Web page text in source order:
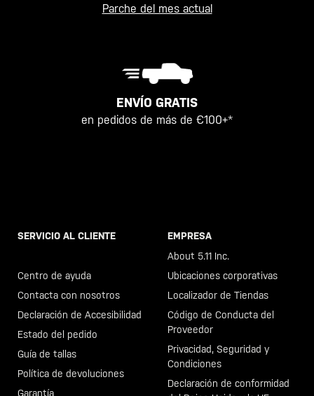
Parche del mes actual
ENVÍO GRATIS
en pedidos de más de €100+*
SERVICIO AL CLIENTE
Centro de ayuda
Contacta con nosotros
Declaración de Accesibilidad
Estado del pedido
Guía de tallas
Política de devoluciones
Garantía
EMPRESA
About 5.11 Inc.
Ubicaciones corporativas
Localizador de Tiendas
Código de Conducta del
Proveedor
Privacidad, Seguridad y
Condiciones
Declaración de conformidad